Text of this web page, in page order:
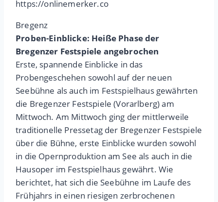
https://onlinemerker.co
Bregenz
Proben-Einblicke: Heiße Phase der
Bregenzer Festspiele angebrochen
Erste, spannende Einblicke in das
Probengeschehen sowohl auf der neuen
Seebühne als auch im Festspielhaus gewährten
die Bregenzer Festspiele (Vorarlberg) am
Mittwoch. Am Mittwoch ging der mittlerweile
traditionelle Pressetag der Bregenzer Festspiele
über die Bühne, erste Einblicke wurden sowohl
in die Opernproduktion am See als auch in die
Hausoper im Festspielhaus gewährt. Wie
berichtet, hat sich die Seebühne im Laufe des
Frühjahrs in einen riesigen zerbrochenen